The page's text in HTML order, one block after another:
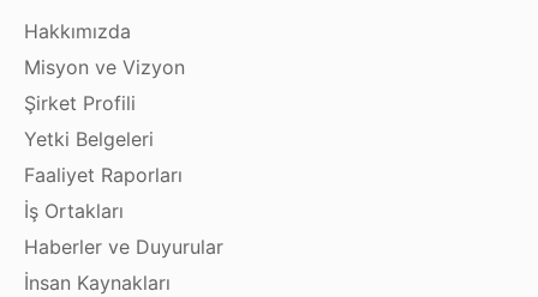
Hakkımızda
Misyon ve Vizyon
Şirket Profili
Yetki Belgeleri
Faaliyet Raporları
İş Ortakları
Haberler ve Duyurular
İnsan Kaynakları